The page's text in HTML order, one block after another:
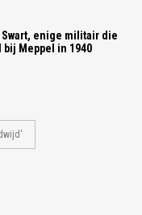
enige militair die
bij Meppel in 1940